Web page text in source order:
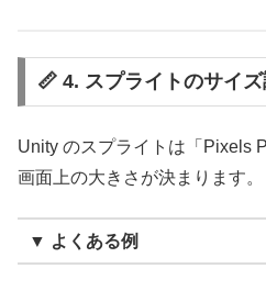
📏 4. スプライトのサイ
Unity のスプライトは「Pixels
画面上の大きさが決まります。
▼ よくある例